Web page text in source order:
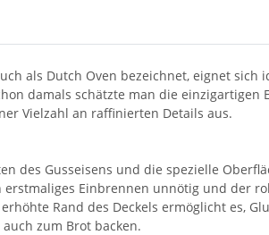
als Dutch Oven bezeichnet, eignet
damals schätzte man die
Vielzahl an raffinierten Details aus.
des Gusseisens und die spezielle
erstmaliges Einbrennen unnötig und der
Rand des Deckels ermöglicht es,
zum Brot backen.